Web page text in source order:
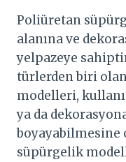
Poliüretan
alanına ve
yelpazeye
türlerden biri
modelleri,
ya da
boyayabilmesine
süpürgelik